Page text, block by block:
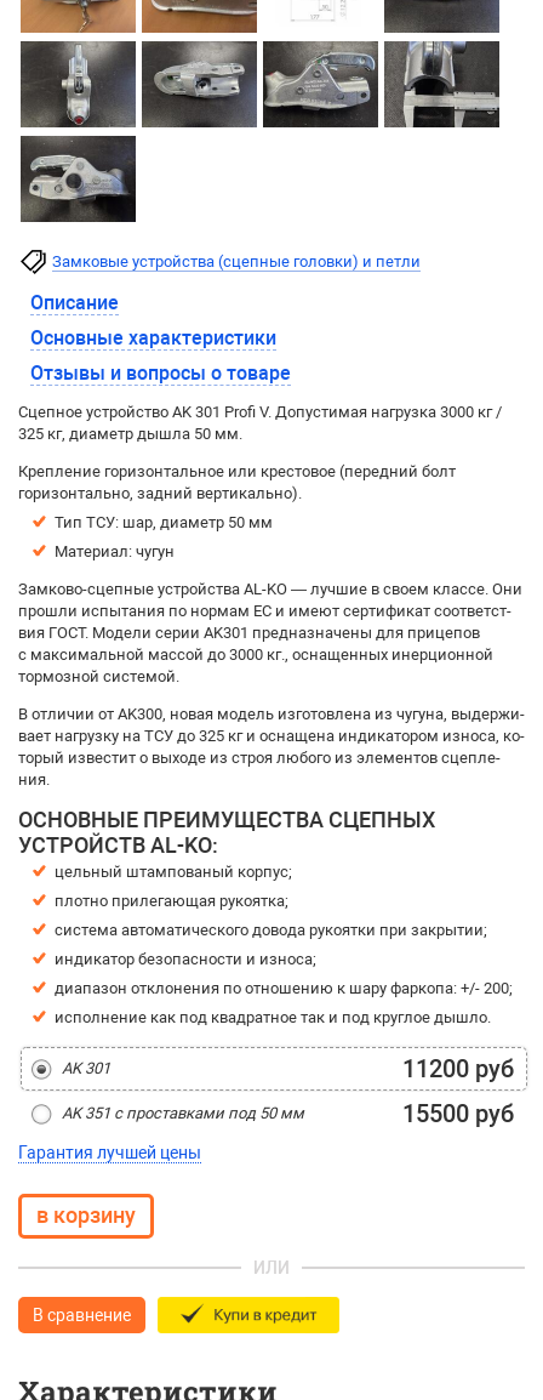
Замковые устройства (сцепные головки) и петли
Описание
Основные характеристики
Отзывы и вопросы о товаре
Сцепное устройство AK 301 Profi V. Допустимая нагрузка 3000 кг /
325 кг, диаметр дышла 50 мм.
Крепление горизонтальное или крестовое (передний болт
горизонтально, задний вертикально).
Тип ТСУ: шар, диаметр 50 мм
Материал: чугун
Зам­ко­во-сцеп­ные устрой­ст­ва AL-KO — луч­шие в сво­ем клас­се. Они
про­шли ис­пы­та­ния по нор­мам ЕС и име­ют сер­ти­фи­кат со­от­вет­ст­
вия ГОСТ. Мо­де­ли се­рии AK301 пред­на­зна­че­ны для при­це­пов
с мак­си­маль­ной мас­сой до 3000 кг., осна­щен­ных инер­ци­он­ной
тор­моз­ной сис­те­мой.
В от­ли­чии от AK300, но­вая мо­дель из­го­тов­ле­на из чу­гу­на, вы­дер­жи­
ва­ет на­груз­ку на ТСУ до 325 кг и осна­ще­на ин­ди­ка­то­ром из­но­са, ко­
то­рый из­вес­тит о вы­хо­де из строя лю­бо­го из эле­мен­тов сцеп­ле­
ния.
ОС­НОВ­НЫЕ ПРЕ­ИМУ­ЩЕСТ­ВА СЦЕП­НЫХ
УСТРОЙСТВ AL-KO:
цель­ный штам­по­ва­ный кор­пус;
плот­но при­ле­га­ю­щая ру­ко­ят­ка;
сис­те­ма ав­то­ма­ти­чес­ко­го до­во­да ру­ко­ят­ки при за­кры­тии;
ин­ди­ка­тор без­опас­нос­ти и из­но­са;
диа­па­зон от­кло­не­ния по от­но­ше­нию к ша­ру фар­ко­па: +/- 200;
ис­пол­не­ние как под квад­рат­ное так и под круг­лое ды­ш­ло.
AK 301 11200 руб
AK 351 с проставками под 50 мм 15500 руб
Гарантия лучшей цены
ИЛИ
В сравнение
Характеристики